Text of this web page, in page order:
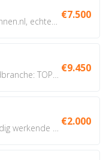
€7.500
€9.450
€2.000